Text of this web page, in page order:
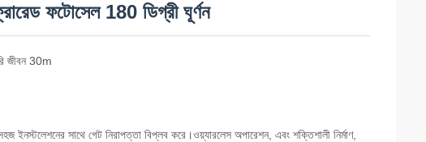
ফটোসেল 180 ডিগ্রী ঘূর্ণন
জীবন 30m
ইনস্টলেশনের সাথে গেট নিরাপত্তা বিপ্লব করে।ওয়্যারলেস অপারেশন, এবং শক্তিশালী নির্মাণ,